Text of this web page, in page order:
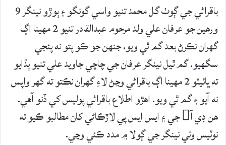
باقراڻي جي ڳوٺ گل محمد تنيو واسي گونگو ۽ ٻوڙو نينگر 9
ورهين جو عرفان علي ولد مرحوم عبدالقادر تنيو 2 مهينا اڳ
گهران نڪرڻ بعد گم ٿي ويو، جنهن جو ڪو پتو نه پئجي
سگهيو. گم ٿيل نينگر عرفان جي چاچي جاويد علي تنيو ٻڌايو
ته ڀائيٽو 2 مهينا اڳ باقراڻي وڃڻ لاءِ گهران نڪتو ته گهر واپس
نه آيو ۽ گم ٿي ويو. اهڙو اطلاع باقراڻي پوليس کي ڏنو آهي.
هن ڊي آ جي ۽ ايس ايس پي لاڙڪاڻي کان مطالبو ڪيو ته
نوٽيس وٺي نينگر جي ڳولا ۾ مدد ڪئي وڃي.